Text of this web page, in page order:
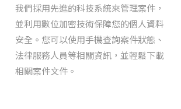
我們採用先進的科技系統來管理案件，
並利用數位加密技術保障您的個人資料
安全。您可以使用手機查詢案件狀態、
法律服務人員等相關資訊，並輕鬆下載
相關案件文件。